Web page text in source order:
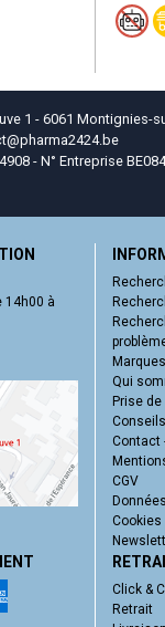
1 - 6061 Montignies-
@pharma2424.be
- N° Entreprise
14h00 à
Qui
Prise
Contact
CGV
Cookies
Click &
Retrait